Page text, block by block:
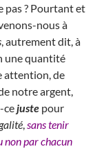
pas ? Pourtant et
nous à
, autrement dit, à
une quantité
attention, de
notre argent,
ce juste pour
sans tenir
non par chacun